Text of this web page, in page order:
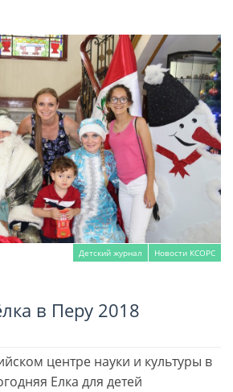
Детский журнал Новости КСОРС
Читать далее
в Перу 2018
центре науки и культуры в
Елка для детей